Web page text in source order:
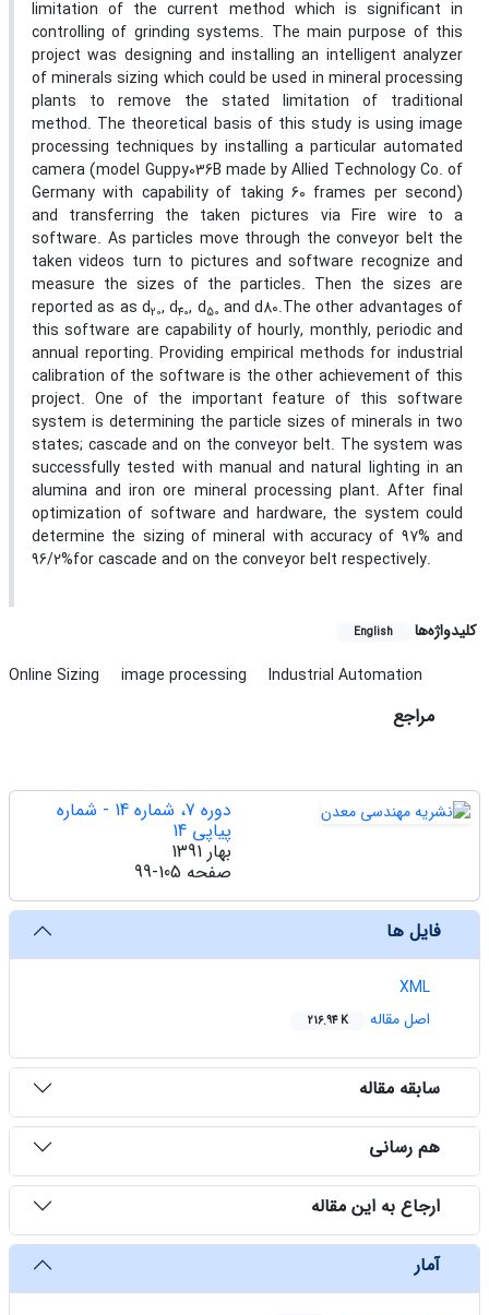
limitation of the current method which is significant in
controlling of grinding systems. The main purpose of this
project was designing and installing an intelligent analyzer
of minerals sizing which could be used in mineral processing
plants to remove the stated limitation of traditional
method. The theoretical basis of this study is using image
processing techniques by installing a particular automated
camera (model Guppy036B made by Allied Technology Co. of
Germany with capability of taking 60 frames per second)
and transferring the taken pictures via Fire wire to a
software. As particles move through the conveyor belt the
taken videos turn to pictures and software recognize and
measure the sizes of the particles. Then the sizes are
reported as as d20, d40, d50 and d80.The other advantages of
this software are capability of hourly, monthly, periodic and
annual reporting. Providing empirical methods for industrial
calibration of the software is the other achievement of this
project. One of the important feature of this software
system is determining the particle sizes of minerals in two
states; cascade and on the conveyor belt. The system was
successfully tested with manual and natural lighting in an
alumina and iron ore mineral processing plant. After final
optimization of software and hardware, the system could
determine the sizing of mineral with accuracy of 97% and
96/2%for cascade and on the conveyor belt respectively.
کلیدواژه‌ها English
Online Sizing image processing Industrial Automation
مراجع
دوره 7، شماره 14 - شماره
پیاپی 14
بهار 1391
صفحه 99-105
فایل ها
XML
اصل مقاله
216.94 K
سابقه مقاله
هم رسانی
ارجاع به این مقاله
آمار